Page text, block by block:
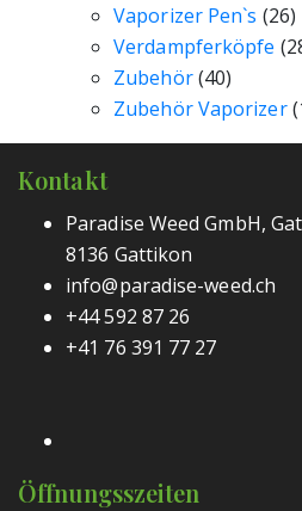
Vaporizer Pen`s (26)
Verdampferköpfe
Zubehör(40)
Zubehör Vaporizer
Kontakt
Paradise Weed GmbH,
8136 Gattikon
info@paradise-weed.ch
+44 592 87 26
+41 76 391 77 27
Öffnungsszeiten